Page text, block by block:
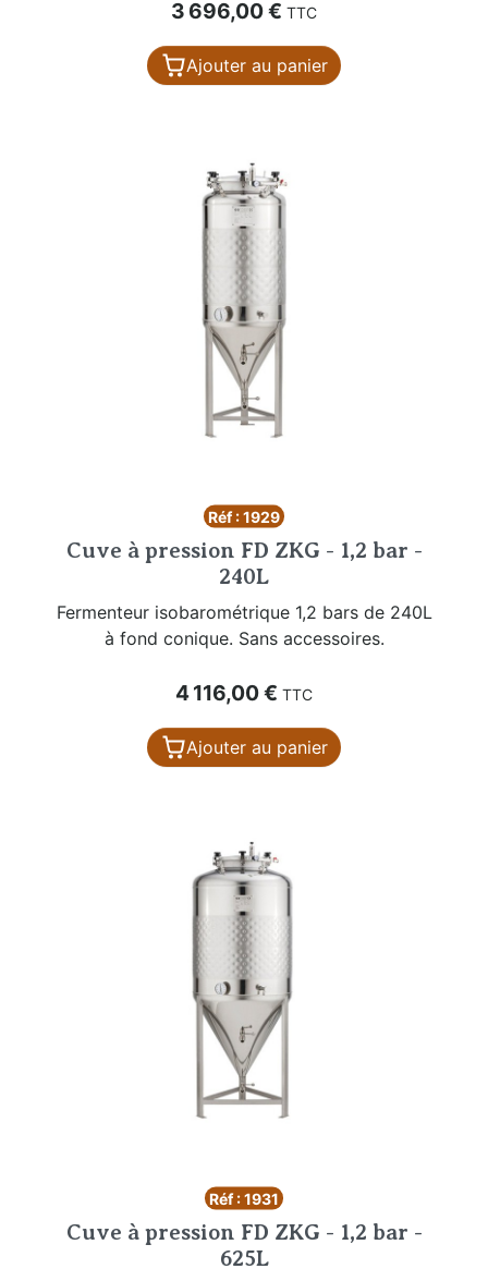
Prix
3 696,00 € TTC
Ajouter au panier
Réf : 1929
Cuve à pression FD ZKG - 1,2 bar -
240L
Fermenteur isobarométrique 1,2 bars de 240L
à fond conique. Sans accessoires.
Prix
4 116,00 € TTC
Ajouter au panier
Réf : 1931
Cuve à pression FD ZKG - 1,2 bar -
625L